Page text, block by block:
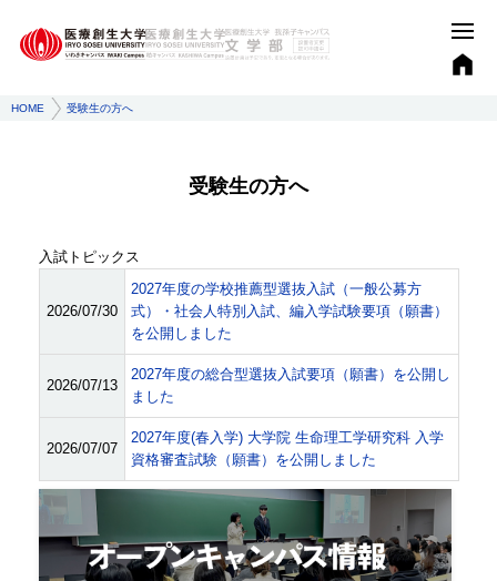
HOME 受験生の方へ
受験生の方へ
入試トピックス
2026/07/30
2027年度の学校推薦型選抜入試（一般公募方
式）・社会人特別入試、編入学試験要項（願書）
を公開しました
2026/07/13
2027年度の総合型選抜入試要項（願書）を公開し
ました
2026/07/07
2027年度(春入学) 大学院 生命理工学研究科 入学
資格審査試験（願書）を公開しました